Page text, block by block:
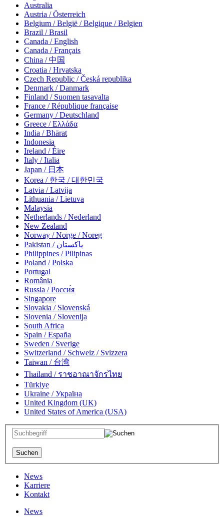
Australia
Austria / Österreich
Belgium / België / Belgique / Belgien
Brazil / Brasil
Canada / English
Canada / Français
China / 中国
Croatia / Hrvatska
Czech Republic / Česká republika
Denmark / Danmark
Finland / Suomen tasavalta
France / République française
Germany / Deutschland
Greece / Ελλάδα
India / Bhārat
Indonesia
Ireland / Éire
Italy / Italia
Japan / 日本
Korea / 한국 / 대한민국
Latvia / Latvija
Lithuania / Lietuva
Malaysia
Netherlands / Nederland
New Zealand
Norway / Norge / Noreg
Pakistan / پاکستان
Philippines / Pilipinas
Poland / Polska
Portugal
România
Russia / Росси́я
Singapore
Slovakia / Slovenská
Slovenia / Slovenija
South Africa
Spain / España
Sweden / Sverige
Switzerland / Schweiz / Svizzera
Taiwan / 台湾
Thailand / ราชอาณาจักรไทย
Türkiye
Ukraine / Україна
United Kingdom (UK)
United States of America (USA)
News
Karriere
Kontakt
News